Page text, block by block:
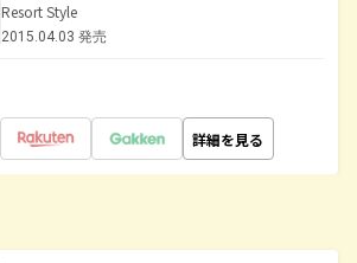
Resort Style
2015.04.03 発売
詳細を見る